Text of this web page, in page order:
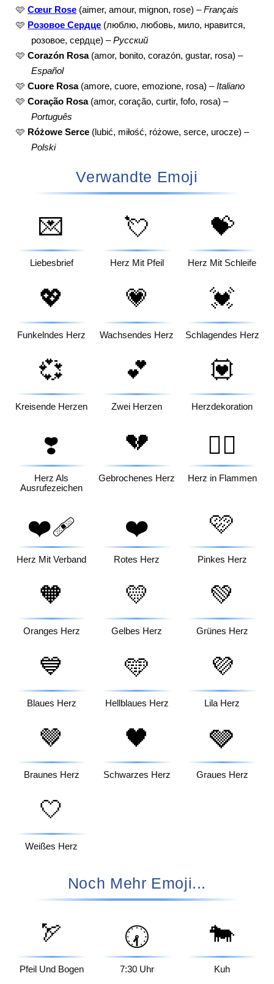
🩷 Cœur Rose (aimer, amour, mignon, rose) –Français
🩷 Розовое Сердце (люблю, любовь, мило, нравится,
розовое, сердце) –Русский
🩷 Corazón Rosa(amor, bonito, corazón, gustar, rosa) –
Español
🩷 Cuore Rosa(amore, cuore, emozione, rosa) –Italiano
🩷 Coração Rosa(amor, coração, curtir, fofo, rosa) –
Português
🩷 Różowe Serce (lubić, miłość, różowe, serce, urocze) –
Polski
Verwandte Emoji
💌
Liebesbrief
💘
Herz Mit Pfeil
💝
Herz Mit Schleife
💖
Funkelndes Herz
💗
Wachsendes Herz
💓
Schlagendes Herz
💞
Kreisende Herzen
💕
Zwei Herzen
💟
Herzdekoration
❣️
Herz Als
Ausrufezeichen
💔
Gebrochenes Herz
❤️‍🔥
Herz in Flammen
❤️‍🩹
Herz Mit Verband
❤️
Rotes Herz
🩷
Pinkes Herz
🧡
Oranges Herz
💛
Gelbes Herz
💚
Grünes Herz
💙
Blaues Herz
🩵
Hellblaues Herz
💜
Lila Herz
🤎
Braunes Herz
🖤
Schwarzes Herz
🩶
Graues Herz
🤍
Weißes Herz
Noch Mehr Emoji...
🏹
Pfeil Und Bogen
🕢
7:30 Uhr
🐄
Kuh